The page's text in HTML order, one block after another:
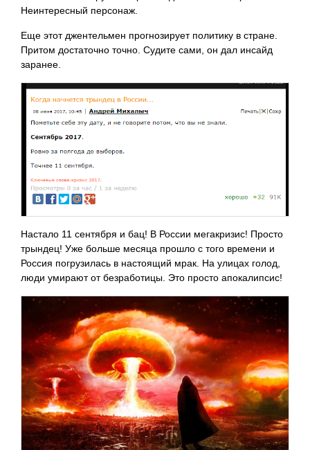
Неинтересный персонаж.
Еще этот джентельмен прогнозирует политику в стране.
Притом достаточно точно. Судите сами, он дал инсайд
заранее.
Настало 11 сентября и бац! В России мегакризис! Просто
трындец! Уже больше месяца прошло с того времени и
Россия погрузилась в настоящий мрак. На улицах голод,
люди умирают от безработицы. Это просто апокалипсис!